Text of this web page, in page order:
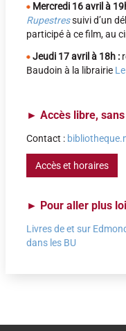
Mercredi 16 avril à
Rupestressuivi d’un
participé à ce film, au
Jeudi 17 avril à 18h :
Baudoin à la librairie
► Accès libre,
Contact :
Accès et horaires
► Pour aller plus
Livres de et sur
dans les BU